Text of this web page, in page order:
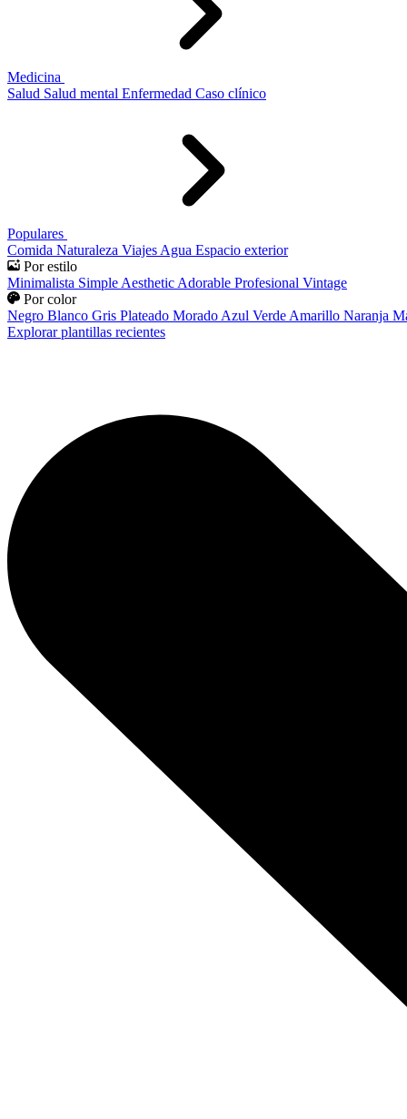
Medicina
Salud Salud mental Enfermedad Caso clínico
Populares
Comida Naturaleza Viajes Agua Espacio exterior
Por estilo
Minimalista Simple Aesthetic Adorable Profesional Vintage
Por color
Negro Blanco Gris Plateado Morado Azul Verde Amarillo Naranja
Explorar plantillas recientes